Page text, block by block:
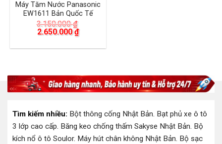
Máy Tăm Nước Panasonic
EW1611 Bản Quốc Tế
3.150.000₫
Giá
là:
2.650.000₫Giá
hiện
tại
Tìm kiếm nhiều: Bột thông cống Nhật Bản. Bạt phủ xe ô tô
3 lớp cao cấp. Băng keo chống thấm Sakyse Nhật Bản. Bộ
kích nổ ô tô Soulor. Máy hút chân không Nhật Bản. Bộ sạc